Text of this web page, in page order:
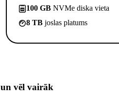
100 GB NVMe diska vieta
8 TB joslas platums
un vēl vairāk